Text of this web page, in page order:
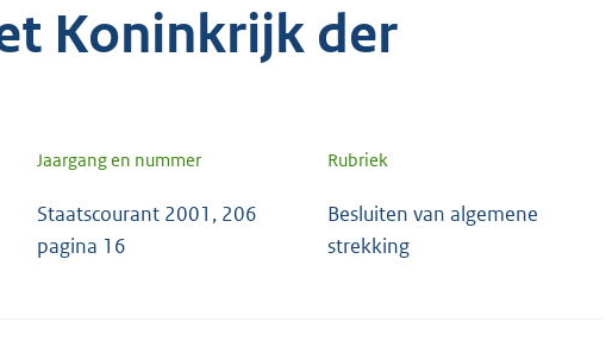
Koninkrijk der
Jaargang en nummer Rubriek
Staatscourant 2001, 206
pagina 16
Besluiten van algemene
strekking